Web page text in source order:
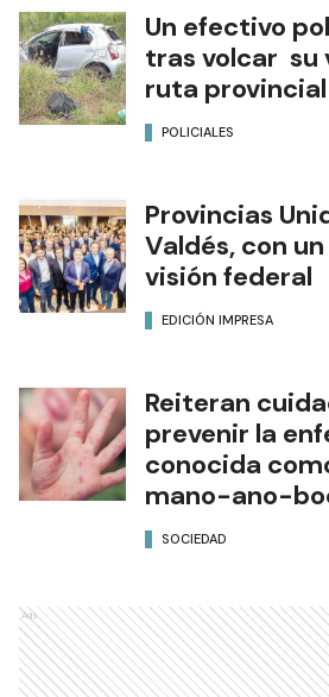
Un efectivo
tras volcar su
ruta provincial
POLICIALES
Provincias
Valdés, con
visión federal
EDICIÓN IMPRESA
Reiteran
prevenir la
conocida
mano-ano-
SOCIEDAD
Ads